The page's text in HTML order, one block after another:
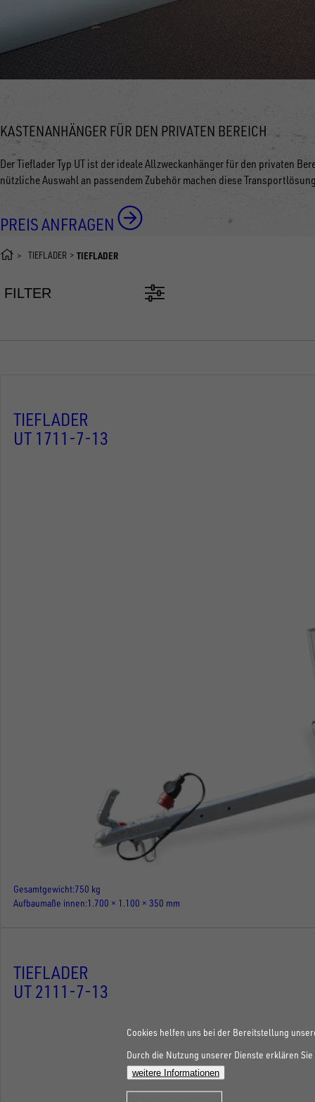
KASTENANHÄNGER FÜR DEN PRIVATEN BEREICH
Der Tieflader Typ UT ist der ideale Allzweckanhänger für den privaten
nützliche Auswahl an passendem Zubehör machen diese
PREIS ANFRAGEN
TIEFLADER TIEFLADER
FILTER
TIEFLADER
UT 1711-7-13
Gesamtgewicht 750 kg
Aufbaumaße innen 1.700 × 1.100 × 350 mm
TIEFLADER
UT 2111-7-13
Cookies helfen uns bei der Bereitstellung
Durch die Nutzung unserer Dienste erklären
weitere Informationen